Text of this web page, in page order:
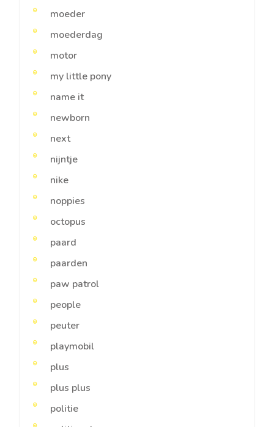
moeder
moederdag
motor
my little pony
name it
newborn
next
nijntje
nike
noppies
octopus
paard
paarden
paw patrol
people
peuter
playmobil
plus
plus plus
politie